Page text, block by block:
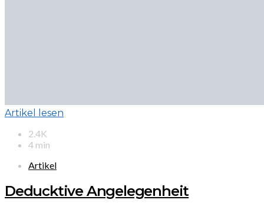
Artikel lesen
2.4K
4 min
Artikel
Deducktive Angelegenheit